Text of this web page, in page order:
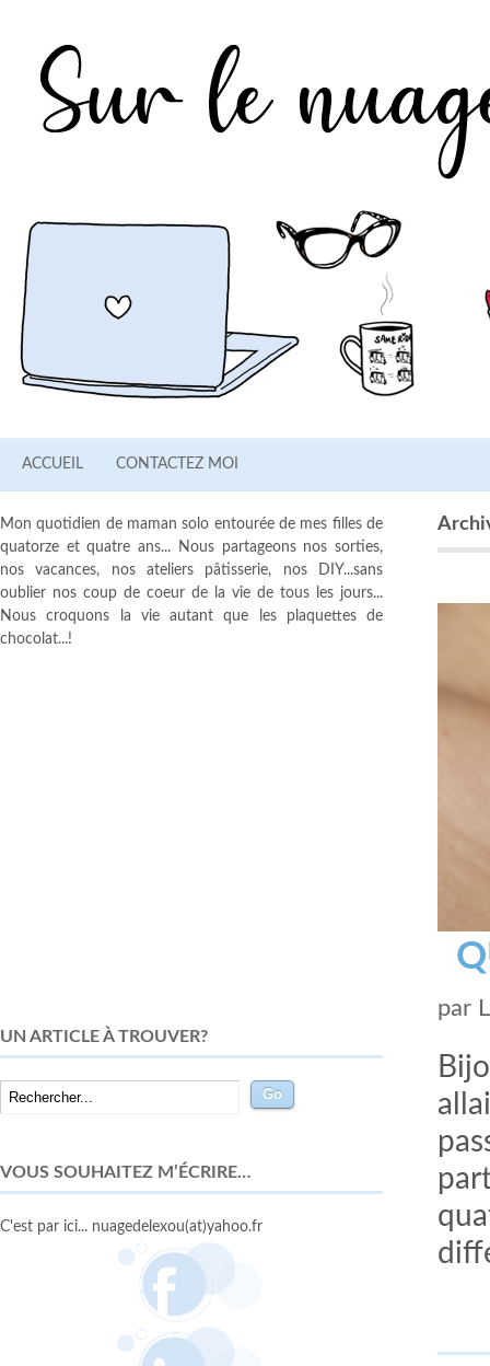
ACCUEIL CONTACTEZ MOI
par
Mon quotidien de maman solo entourée de mes filles de
quatorze et quatre ans... Nous partageons nos sorties,
nos vacances, nos ateliers pâtisserie, nos DIY...sans
oublier nos coup de coeur de la vie de tous les jours...
Nous croquons la vie autant que les plaquettes de
chocolat...!
UN ARTICLE À TROUVER?
VOUS SOUHAITEZ M’ÉCRIRE…
C'est par ici... nuagedelexou(at)yahoo.fr